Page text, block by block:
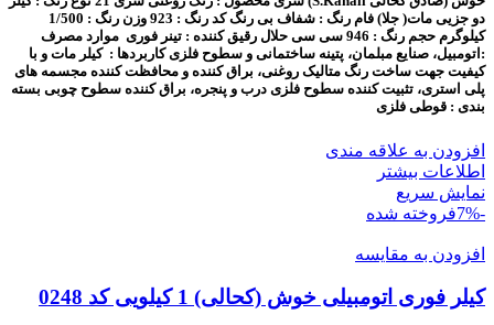
دو جزیی مات( جلا) فام رنگ : شفاف بی رنگ کد رنگ : 923
وزن رنگ : 1/500
کیلوگرم حجم رنگ : 946 سی سی حلال رقیق کننده : تینر فوری موارد مصرف
:اتومبیل، صنایع مبلمان، پتینه ساختمانی و سطوح فلزی کاربردها : کیلر مات و با
کیفیت جهت ساخت رنگ متالیک روغنی، براق کننده و محافظت کننده مجسمه های
پلی استری، تثبیت کننده سطوح فلزی درب و پنجره، براق کننده سطوح چوبی بسته
بندی : قوطی فلزی
افزودن به علاقه مندی
اطلاعات بیشتر
نمایش سریع
-7%
فروخته شده
افزودن به مقایسه
کیلر فوری اتومبیلی خوش (کحالی) 1 کیلویی کد 0248